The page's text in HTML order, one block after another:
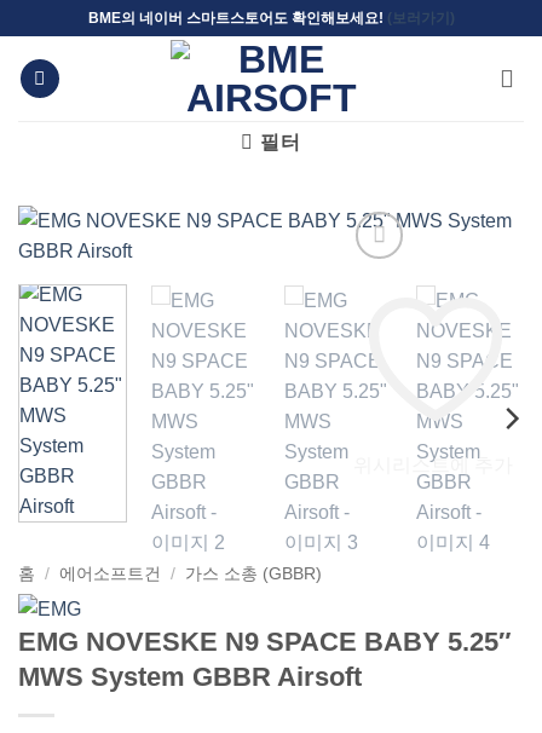
content
BME의 네이버 스마트스토어도 확인해보세요! (보러가기)
필터
위시리스트에 추가
홈 / 에어소프트건 / 가스 소총 (GBBR)
EMG NOVESKE N9 SPACE BABY 5.25″
MWS System GBBR Airsoft